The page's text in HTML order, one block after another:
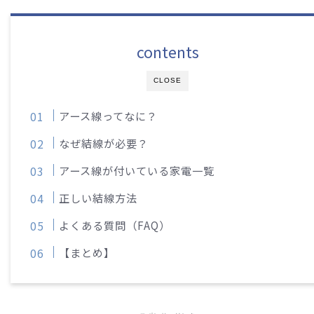
CLOSE
contents
アース線ってなに？
なぜ結線が必要？
アース線が付いている家電一覧
正しい結線方法
よくある質問（FAQ）
【まとめ】